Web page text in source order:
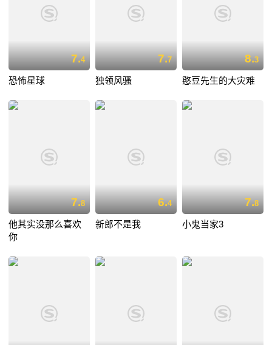
7.4
恐怖星球
7.7
独领风骚
8.3
憨豆先生的大灾难
7.8
他其实没那么喜欢
你
6.4
新郎不是我
7.8
小鬼当家3